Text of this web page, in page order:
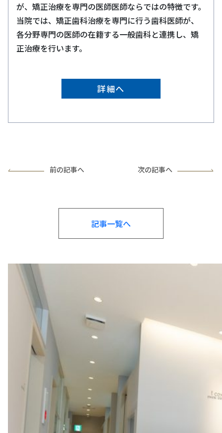
が、矯正治療を専門の医師医師ならではの特徴です。
当院では、矯正歯科治療を専門に行う歯科医師が、
各分野専門の医師の在籍する一般歯科と連携し、矯
正治療を行います。
詳細へ
前の記事へ 次の記事へ
記事一覧へ